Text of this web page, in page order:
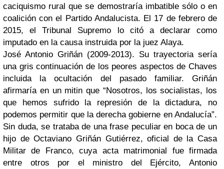
caciquismo rural que se demostraría imbatible sólo o en
coalición con el Partido Andalucista. El 17 de febrero de
2015, el Tribunal Supremo lo citó a declarar como
imputado en la causa instruida por la juez Alaya.
José Antonio Griñán (2009-2013). Su trayectoria sería
una gris continuación de los peores aspectos de Chaves
incluida la ocultación del pasado familiar. Griñán
afirmaría en un mitin que “Nosotros, los socialistas, los
que hemos sufrido la represión de la dictadura, no
podemos permitir que la derecha gobierne en Andalucía”.
Sin duda, se trataba de una frase peculiar en boca de un
hijo de Octaviano Griñán Gutiérrez, oficial de la Casa
Militar de Franco, cuya acta matrimonial fue firmada
entre otros por el ministro del Ejército, Antonio